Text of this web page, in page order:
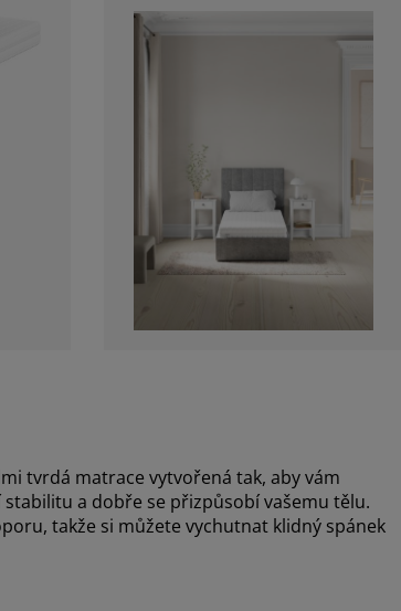
tvrdá matrace vytvořená tak, aby vám
a dobře se přizpůsobí vašemu tělu.
takže si můžete vychutnat klidný spánek